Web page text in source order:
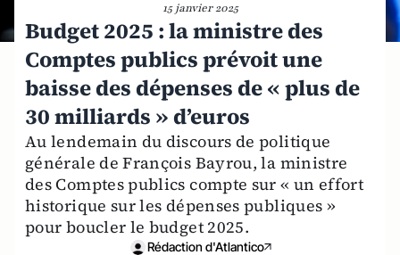
15 janvier 2025
Budget 2025 : la ministre des
Comptes publics prévoit une
baisse des dépenses de « plus de
30 milliards » d’euros
Au lendemain du discours de politique
générale de François Bayrou, la ministre
des Comptes publics compte sur « un effort
historique sur les dépenses publiques »
pour boucler le budget 2025.
Rédaction d'Atlantico